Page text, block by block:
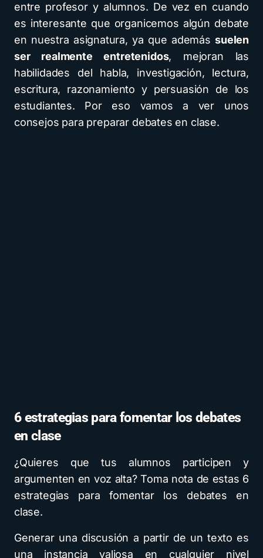
entre profesor y alumnos. De vez en cuando
es interesante que organicemos algún debate
en nuestra asignatura, ya que ademássuelen
ser realmente entretenidos, mejoran las
habilidades del habla, investigación, lectura,
escritura, razonamiento y persuasión de los
estudiantes. Por eso vamos a ver unos
consejos para preparar debates en clase.
6 estrategias para fomentar los debates
en clase
¿Quieres que tus alumnos participen y
argumenten en voz alta? Toma nota de estas 6
estrategias para fomentar los debates en
clase.
Generar una discusión a partir de un texto es
una instancia valiosa en cualquier nivel